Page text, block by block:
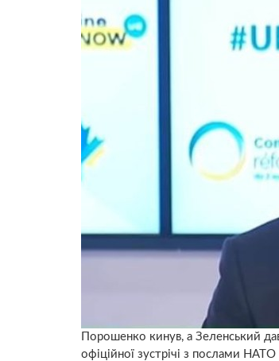
Порошенко кинув, а Зеленський
офіційної зустрічі з послами